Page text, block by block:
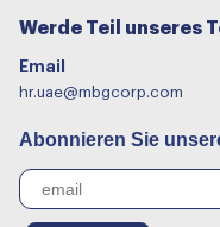
Werde Teil unseres
Email
hr.uae@mbgcorp.com
Abonnieren Sie